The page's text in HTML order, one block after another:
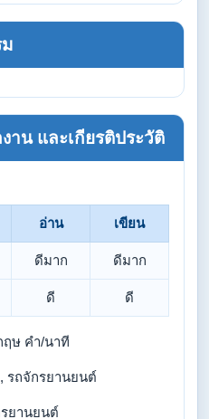
าน และเกียรติประวัติ
อ่าน เขียน
ดีมาก ดีมาก
ดี ดี
ฤษ คำ/นาที
, รถจักรยานยนต์
ยานยนต์